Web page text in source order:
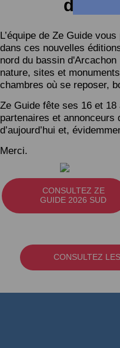
L’équipe de Ze Guide
dans ces nouvelles
nord du bassin
nature, sites et
chambres où se reposer,
Ze Guide fête ses 16 et 18
partenaires et annonceurs
d’aujourd’hui et,
Merci.
CONSULTEZ ZE
GUIDE 2026 SUD
CONSULTEZ